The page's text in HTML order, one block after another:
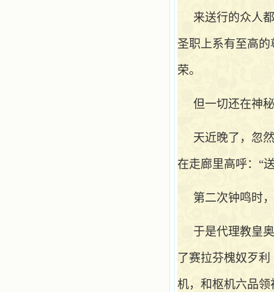
来送行的众人
圣职上系有至高
荣。
但一切还在神
天近晚了，忽
在走廊里高呼： “
第二次钟鸣时
于是代理教皇
了赛拉芬槐奴歹利
机，和枢机六品领